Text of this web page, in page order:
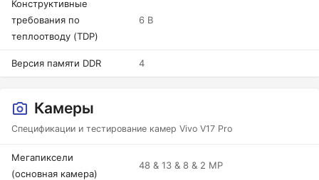
Конструктивные
требования по
теплоотводу (TDP)
6 В
Версия памяти DDR 4
Камеры
Спецификации и тестирование камер Vivo V17 Pro
Мегапиксели
(основная камера)
48 & 13 & 8 & 2 MP